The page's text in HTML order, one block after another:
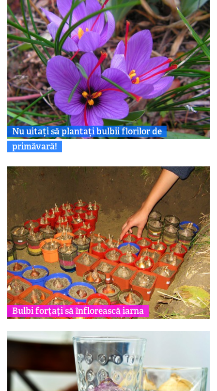
Nu uitați să plantați bulbii florilor de
primăvară!
Bulbi forțați să înflorească iarna